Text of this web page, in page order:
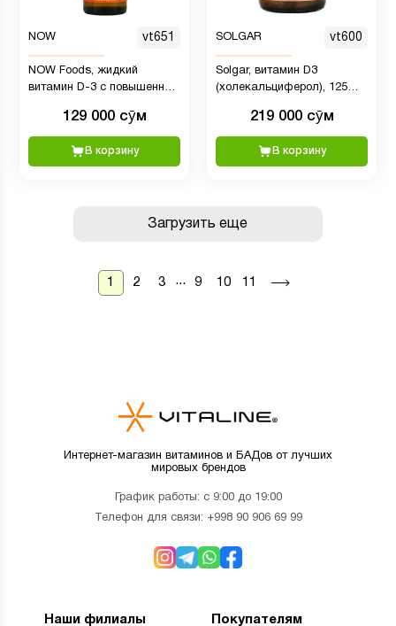
NOW vt651
NOW Foods, жидкий
витамин D-3 с повышенной
129 000 сӯм
В корзину
SOLGAR vt600
Solgar, витамин D3
(холекальциферол), 125
219 000 сӯм
В корзину
Загрузить еще
1 2 3 ... 9 10 11
Интернет-магазин витаминов и БАДов от лучших
мировых брендов
График работы: с 9:00 до 19:00
Телефон для связи: +998 90 906 69 99
Наши филиалы Покупателям